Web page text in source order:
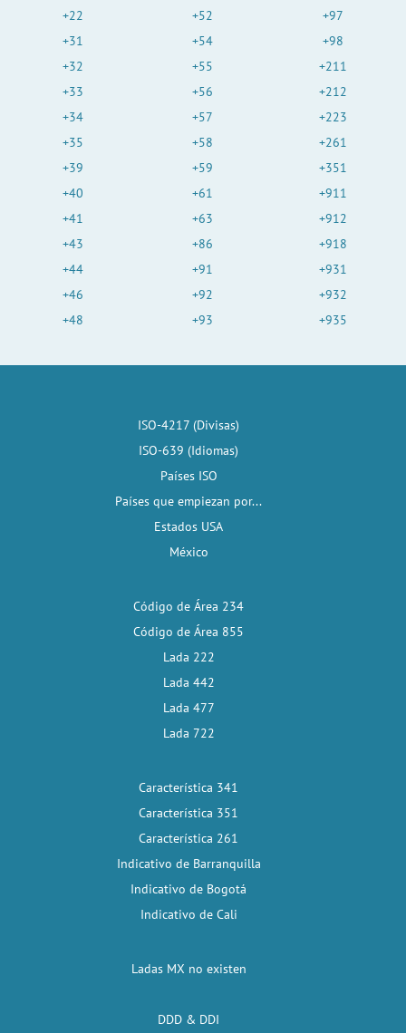
+22
+31
+32
+33
+34
+35
+39
+40
+41
+43
+44
+46
+48
+52
+54
+55
+56
+57
+58
+59
+61
+63
+86
+91
+92
+93
+97
+98
+211
+212
+223
+261
+351
+911
+912
+918
+931
+932
+935
ISO-4217 (Divisas)
ISO-639 (Idiomas)
Países ISO
Países que empiezan por...
Estados USA
México
Código de Área 234
Código de Área 855
Lada 222
Lada 442
Lada 477
Lada 722
Característica 341
Característica 351
Característica 261
Indicativo de Barranquilla
Indicativo de Bogotá
Indicativo de Cali
Ladas MX no existen
DDD & DDI